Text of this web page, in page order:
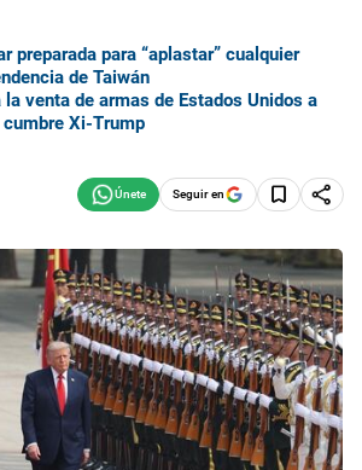
preparada para “aplastar” cualquier
de Taiwán
la venta de armas de Estados Unidos a
Xi-Trump
Seguir en